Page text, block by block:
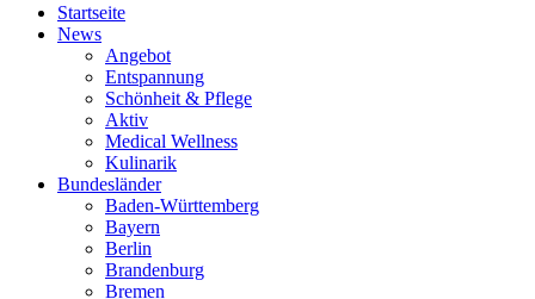
Startseite
News
Angebot
Entspannung
Schönheit & Pflege
Aktiv
Medical Wellness
Kulinarik
Bundesländer
Baden-Württemberg
Bayern
Berlin
Brandenburg
Bremen